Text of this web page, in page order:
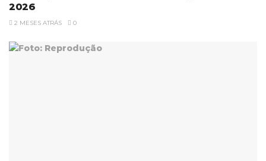
2026
2 MESES ATRÁS 0